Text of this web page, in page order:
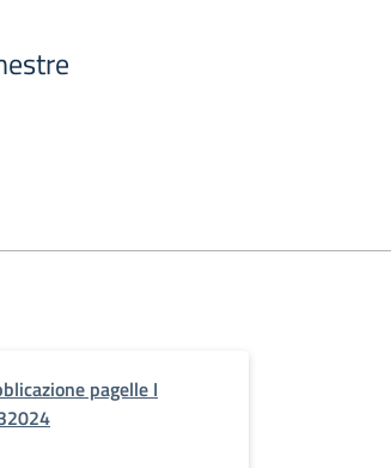
pagelle I